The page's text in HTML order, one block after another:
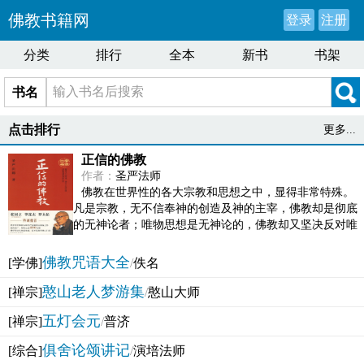
佛教书籍网 登录 注册
分类 排行 全本 新书 书架
书名
点击排行 更多...
正信的佛教
作者： 圣严法师
佛教在世界性的各大宗教和思想之中，显得非常特殊。
凡是宗教，无不信奉神的创造及神的主宰，佛教却是彻底
的无神论者；唯物思想是无神论的，佛教却又坚决反对唯
[学佛]佛教咒语大全/佚名
[禅宗]憨山老人梦游集/憨山大师
[禅宗]五灯会元/普济
[综合]俱舍论颂讲记/演培法师